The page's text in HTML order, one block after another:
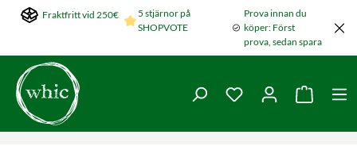
Hoppa till huvudinnehållet
Fraktfritt vid 250€
5 stjärnor på
SHOPVOTE
Prova innan du
köper: Först
prova, sedan spara
Du har 0 objekt i